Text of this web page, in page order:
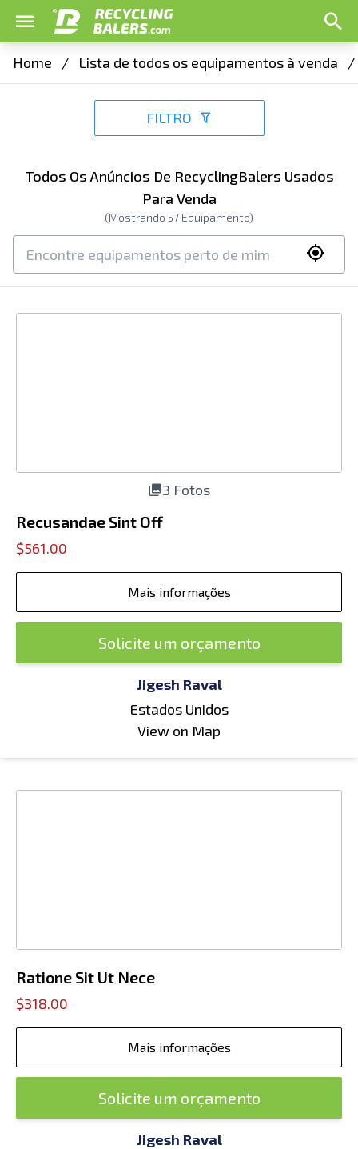
Home / Lista de todos os equipamentos à venda /
FILTRO
Todos Os Anúncios De RecyclingBalers Usados
Para Venda
(Mostrando 57 Equipamento)
3 Fotos
Recusandae Sint Off
$561.00
Mais informações
Solicite um orçamento
Jigesh Raval
Estados Unidos
View on Map
Ratione Sit Ut Nece
$318.00
Mais informações
Solicite um orçamento
Jigesh Raval